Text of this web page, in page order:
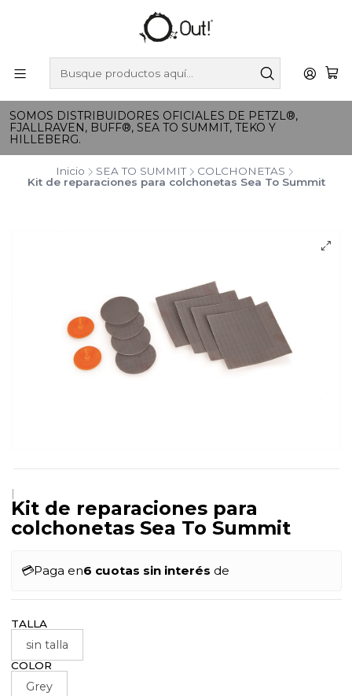
SOMOS DISTRIBUIDORES OFICIALES DE PETZL®,
FJALLRAVEN, BUFF®, SEA TO SUMMIT, TEKO Y
HILLEBERG.
Inicio SEA TO SUMMIT
COLCHONETAS
Kit de reparaciones para colchonetas Sea To Summit
|
Kit de reparaciones para
colchonetas Sea To Summit
💳Paga en6 cuotas sin interés de
TALLA
sin talla
COLOR
Grey